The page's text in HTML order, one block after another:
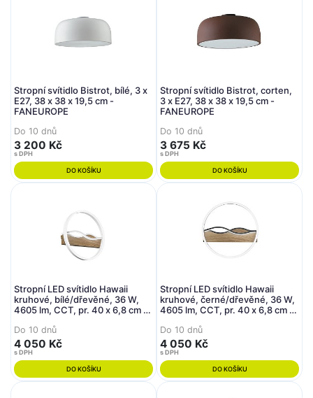
Stropní svítidlo Bistrot, bílé, 3 x
E27, 38 x 38 x 19,5 cm -
FANEUROPE
Do 10 dnů
3 200 Kč
s DPH
DO KOŠÍKU
Stropní svítidlo Bistrot, corten,
3 x E27, 38 x 38 x 19,5 cm -
FANEUROPE
Do 10 dnů
3 675 Kč
s DPH
DO KOŠÍKU
Stropní LED svítidlo Hawaii
kruhové, bílé/dřevěné, 36 W,
4605 lm, CCT, pr. 40 x 6,8 cm -
Do 10 dnů
4 050 Kč
s DPH
DO KOŠÍKU
Stropní LED svítidlo Hawaii
kruhové, černé/dřevěné, 36 W,
4605 lm, CCT, pr. 40 x 6,8 cm -
Do 10 dnů
4 050 Kč
s DPH
DO KOŠÍKU